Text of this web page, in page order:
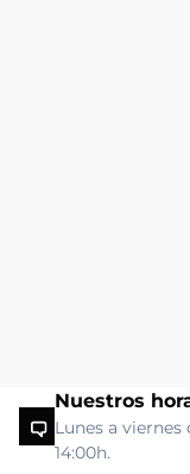
Nuestros
Lunes a viernes
14:00h.